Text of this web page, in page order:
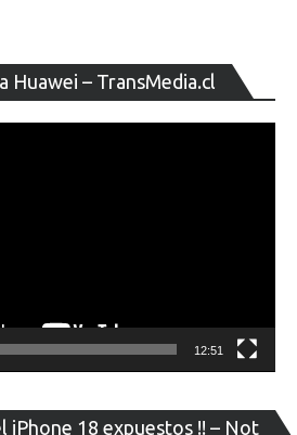
Huawei – TransMedia.cl
de
12:51
iPhone 18 expuestos !! – Not